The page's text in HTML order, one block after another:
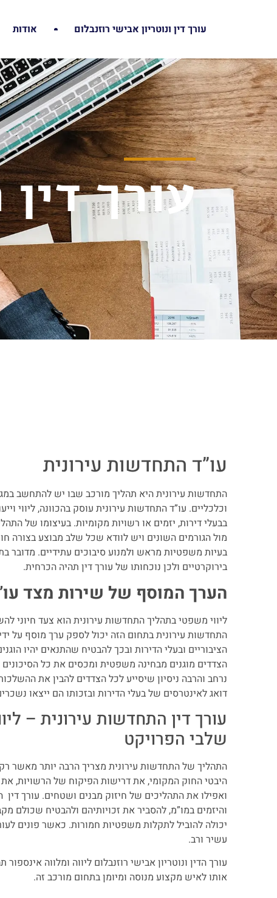
עורך דין ונוטריון אבישי רוזנבלום אודות
עורך
עו”ד התחדשות עירונית
התחדשות עירונית היא תהליך מורכב שבו יש להתחשב
וכלכליים. עו”ד התחדשות עירונית עוסק בהכוונה, ליווי
בבעלי דירות, יזמים או רשויות מקומיות. בעיצומו של
מול הגורמים השונים ויש לוודא שכל שלב מבוצע בצורה
בעיות משפטיות מראש ולמנוע סיבוכים עתידיים. מדובר
בירוקרטיים ולכן נוכחותו של עורך דין תהיה הכרחית.
הערך המוסף של שירות מצד
ליווי משפטי בתהליך התחדשות עירונית הוא צעד חיוני
התחדשות עירונית בתחום הזה יכול לספק ערך מוסף על
הציבוריים ובעלי הדירות ובכך להבטיח שהתנאים יהיו
הצדדים מוגנים מבחינה משפטית ומכסים את כל
נרחב והרבה ניסיון שיסייע לכל הצדדים להבין את
דואג לאינטרסים של בעלי הדירות ובזכותו הם ייצאו
עורך דין התחדשות עירונית –
שלבי הפרויקט
התהליך של התחדשות עירונית מצריך הרבה יותר מאשר
היבטי החוק המקומי, את דרישות הפיקוח של הרשויות,
ואפילו את התהליכים של חיזוק מבנים ושטחים. עורך דין
והיזמים במו”מ, להסביר את זכויותיהם ולהבטיח שכולם
יכולה להוביל לתקלות משפטיות חמורות. כאשר פונים
עשיר ורב.
עורך הדין ונוטריון אבישי רוזנבלום ליווה ומלווה
אותו לאיש מקצוע מנוסה ומיומן בתחום מורכב זה.